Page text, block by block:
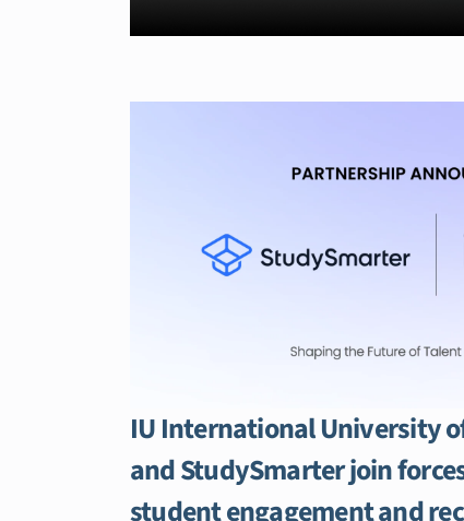
IU International University
and StudySmarter join
student engagement and